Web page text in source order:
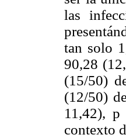
las
tan solo
90,28
(15/50)
(12/50)
11,42),
contexto